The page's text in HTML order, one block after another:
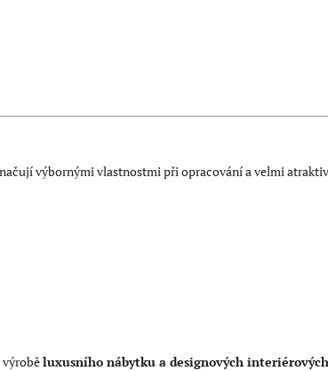
výbornými vlastnostmi při opracování a velmi
luxusního nábytku a designových